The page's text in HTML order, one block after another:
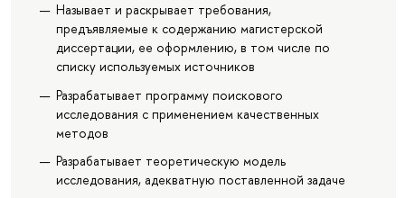
Называет и раскрывает требования,
предъявляемые к содержанию магистерской
диссертации, ее оформлению, в том числе по
списку используемых источников
Разрабатывает программу поискового
исследования с применением качественных
методов
Разрабатывает теоретическую модель
исследования, адекватную поставленной задаче